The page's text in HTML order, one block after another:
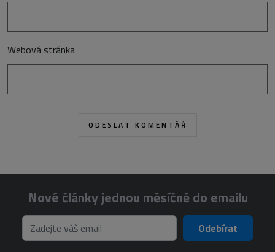
Webová stránka
Nové články jednou měsíčně do emailu
Odebírat